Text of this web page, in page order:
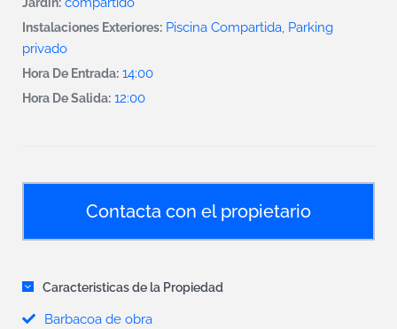
Instalaciones Exteriores: Piscina Compartida, Parking
privado
Hora De Entrada: 14:00
Hora De Salida: 12:00
Contacta con el propietario
Caracteristicas de la Propiedad
Barbacoa de obra